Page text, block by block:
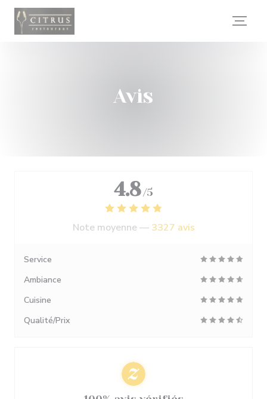
Personnalisation de vos choix en matière de cookies
Avis
4.8 /5
Note moyenne — 3327 avis
Service
Ambiance
Cuisine
Qualité/Prix